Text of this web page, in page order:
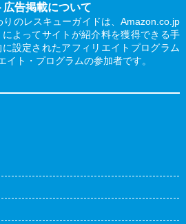
告掲載について
のレスキューガイドは、Amazon.co.jp
よってサイトが紹介料を獲得できる手
設定されたアフィリエイトプログラム
イト・プログラムの参加者です。